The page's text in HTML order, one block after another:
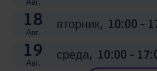
18
Авг. вторник, 10:00 -
19
Авг. среда, 10:00 -